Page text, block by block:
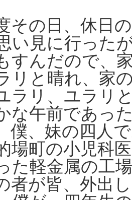
その日、休日
い見に行った
すんだので、
リと晴れ、家
ラリ、ユラリ
な午前であっ
僕、妹の四人
場町の小児科
た軽金属の工
者が皆、外出